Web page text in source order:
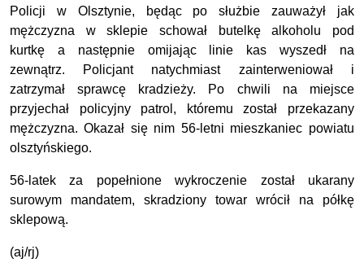
Policji w Olsztynie, będąc po służbie zauważył jak
mężczyzna w sklepie schował butelkę alkoholu pod
kurtkę a następnie omijając linie kas wyszedł na
zewnątrz. Policjant natychmiast zainterweniował i
zatrzymał sprawcę kradzieży. Po chwili na miejsce
przyjechał policyjny patrol, któremu został przekazany
mężczyzna. Okazał się nim 56-letni mieszkaniec powiatu
olsztyńskiego.
56-latek za popełnione wykroczenie został ukarany
surowym mandatem, skradziony towar wrócił na półkę
sklepową.
(aj/rj)